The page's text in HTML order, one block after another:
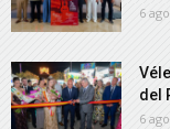
6
del
6